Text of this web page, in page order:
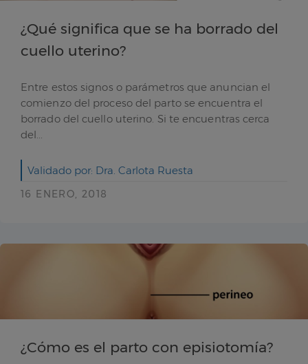
¿Qué significa que se ha borrado del
cuello uterino?
Entre estos signos o parámetros que anuncian el
comienzo del proceso del parto se encuentra el
borrado del cuello uterino. Si te encuentras cerca
del...
Validado por: Dra. Carlota Ruesta
16 ENERO, 2018
¿Cómo es el parto con episiotomía?